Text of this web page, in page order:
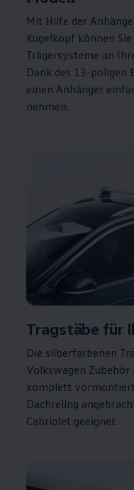
Mit Hilfe der
Kugelkopf können
Trägersysteme an
Dank des 13-poligen
einen Anhänger
nehmen.
Tragstäbe für
Die silberfarbenen
Volkswagen Zubehör
komplett
Dachreling
Cabriolet geeignet.